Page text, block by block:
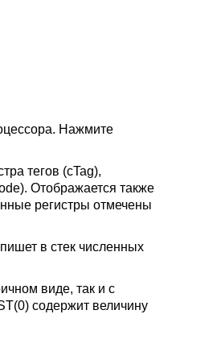
Нажмите
тегов (cTag),
Отображается также
регистры отмечены
в стек численных
виде, так и с
содержит величину